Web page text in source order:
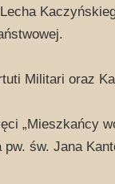
Militari oraz
„Mieszkańcy
św. Jana